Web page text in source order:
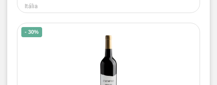
Itália
- 30%